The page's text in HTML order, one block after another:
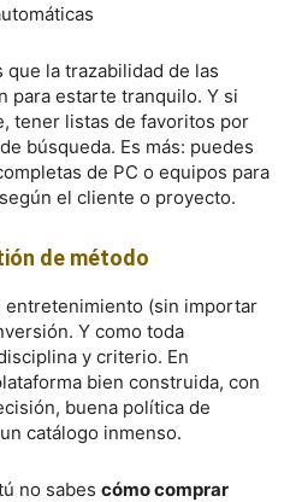
la trazabilidad de las
para estarte tranquilo. Y si
tener listas de favoritos por
búsqueda. Es más: puedes
de PC o equipos para
el cliente o proyecto.
de método
entretenimiento (sin importar
Y como toda
y criterio. En
bien construida, con
buena política de
catálogo inmenso.
no sabes cómo comprar